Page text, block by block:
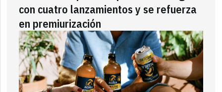
con cuatro lanzamientos y se refuerza
en premiurización